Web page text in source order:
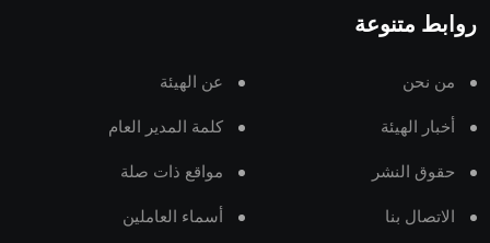
روابط متنوعة
من نحن عن الهيئة
أخبار الهيئة كلمة المدير العام
حقوق النشر مواقع ذات صلة
الاتصال بنا أسماء العاملين